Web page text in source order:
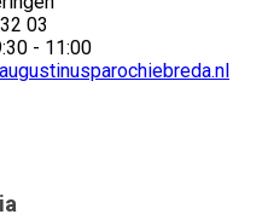
03
- 11:00